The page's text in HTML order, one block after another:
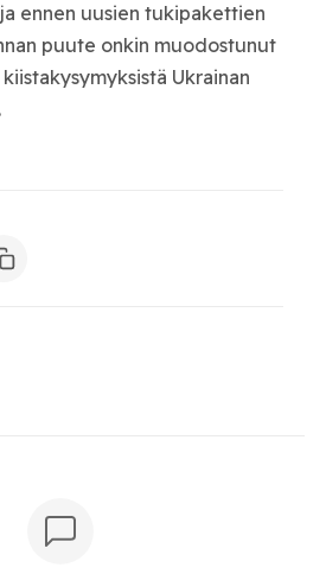
ennen uusien tukipakettien
puute onkin muodostunut
Ukrainan